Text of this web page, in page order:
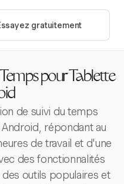
gratuitement
pour Tablette
de suivi du temps
répondant au
de travail et d'une
des fonctionnalités
outils populaires et